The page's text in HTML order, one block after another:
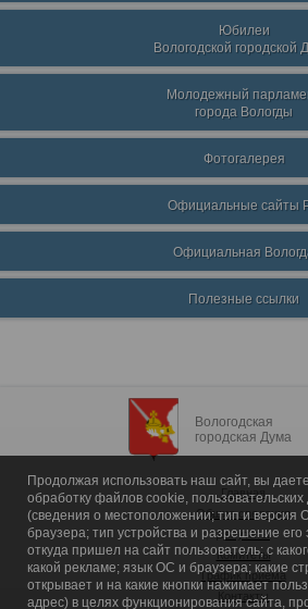
Юбилеи
Вологодской городской
Молодежный
города Вологды
Фотогалерея
Официальные сайты
Официальная
Полезные ссылки
Вологодская
городская Дума
Главная
Общие сведения
Депутаты
Комитеты
График приема
Контакты
Продолжая использовать наш сайт, вы
обработку файлов cookie,
(сведения о местоположении; тип и версия
браузера; тип устройства и разрешение его
откуда пришел на сайт пользователь; с
какой рекламе; язык ОС и браузера; какие
открывает и на какие кнопки нажимает
адрес) в целях функционирования сайта,